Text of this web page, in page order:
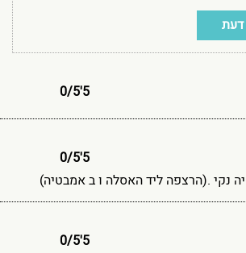
דעת
5'0
/5
5'0
/5
נקי .(הרצפה ליד האסלה ו ב אמבטיה)
5'0
/5